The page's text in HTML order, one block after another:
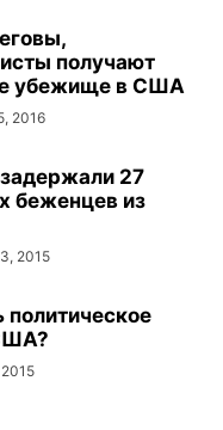
получают
убежище в США
2016
27
беженцев из
2015
политическое